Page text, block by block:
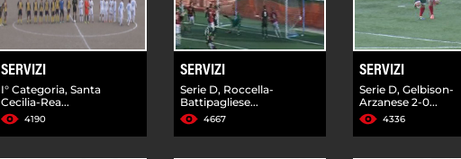
SERVIZI
I° Categoria, Santa
Cecilia-Rea...
4190
SERVIZI
Serie D, Roccella-
Battipagliese...
4667
SERVIZI
Serie D, Gelbison-
Arzanese 2-0...
4336